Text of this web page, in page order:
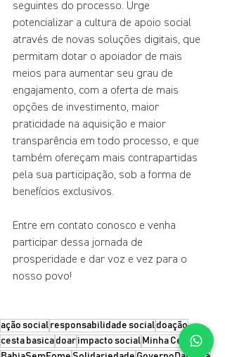
seguintes do processo. Urge
potencializar a cultura de apoio social
através de novas soluções digitais, que
permitam dotar o apoiador de mais
meios para aumentar seu grau de
engajamento, com a oferta de mais
opções de investimento, maior
praticidade na aquisição e maior
transparência em todo processo, e que
também ofereçam mais contrapartidas
pela sua participação, sob a forma de
benefícios exclusivos.
Entre em contato conosco e venha
participar dessa jornada de
prosperidade e dar voz e vez para o
nosso povo!
ação social responsabilidade socialdoação
cesta basicadoar impacto social Minha Cesta